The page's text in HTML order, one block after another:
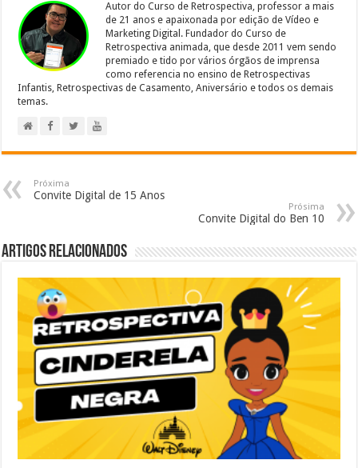
Autor do Curso de Retrospectiva, professor a mais
de 21 anos e apaixonada por edição de Vídeo e
Marketing Digital. Fundador do Curso de
Retrospectiva animada, que desde 2011 vem sendo
premiado e tido por vários órgãos de imprensa
como referencia no ensino de Retrospectivas
Infantis, Retrospectivas de Casamento, Aniversário e todos os demais
temas.
Próxima
Convite Digital de 15 Anos
Prósima
Convite Digital do Ben 10
Artigos relacionados